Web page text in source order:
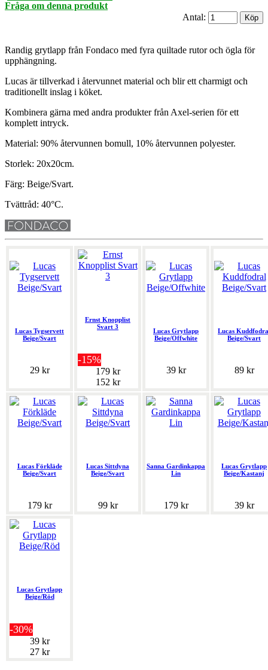
Fråga om denna produkt
Antal:
Randig grytlapp från Fondaco med fyra quiltade rutor och ögla för
upphängning.
Lucas är tillverkad i återvunnet material och blir ett charmigt och
traditionellt inslag i köket.
Kombinera gärna med andra produkter från Axel-serien för ett
komplett intryck.
Material: 90% återvunnen bomull, 10% återvunnen polyester.
Storlek: 20x20cm.
Färg: Beige/Svart.
Tvättråd: 40°C.
Lucas Tygservett
Beige/Svart
29 kr
Ernst Knopplist
Svart 3
-15%
179 kr
152 kr
Lucas Grytlapp
Beige/Offwhite
39 kr
Lucas
Beige/Svart
89 kr
Lucas Förkläde
Beige/Svart
179 kr
Lucas Sittdyna
Beige/Svart
99 kr
Sanna Gardinkappa
Lin
179 kr
Lucas Grytlapp
Beige/Kastanj
39 kr
Lucas Grytlapp
Beige/Röd
-30%
39 kr
27 kr